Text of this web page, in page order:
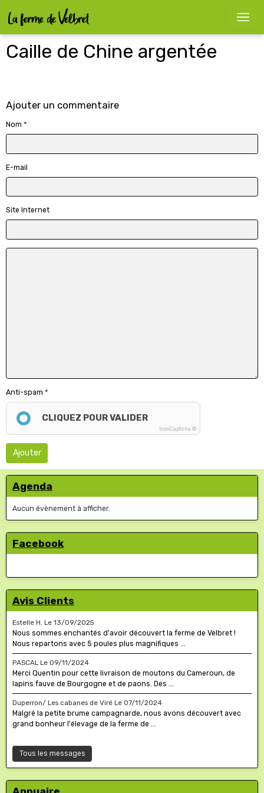
Caille de Chine argentée
Ajouter un commentaire
Nom
E-mail
Site Internet
Anti-spam
CLIQUEZ POUR VALIDER
IconCaptcha ©
Ajouter
Agenda
Aucun évènement à afficher.
Facebook
Avis Clients
Estelle H. Le 13/09/2025
Nous sommes enchantés d'avoir découvert la ferme de Velbret !
Nous repartons avec 5 poules plus magnifiques ...
PASCAL Le 09/11/2024
Merci Quentin pour cette livraison de moutons du Cameroun, de
lapins fauve de Bourgogne et de paons. Des ...
Duperron/ Les cabanes de Viré Le 07/11/2024
Malgré la petite brume campagnarde, nous avons découvert avec
grand bonheur l'élevage de la ferme de ...
Tous les messages